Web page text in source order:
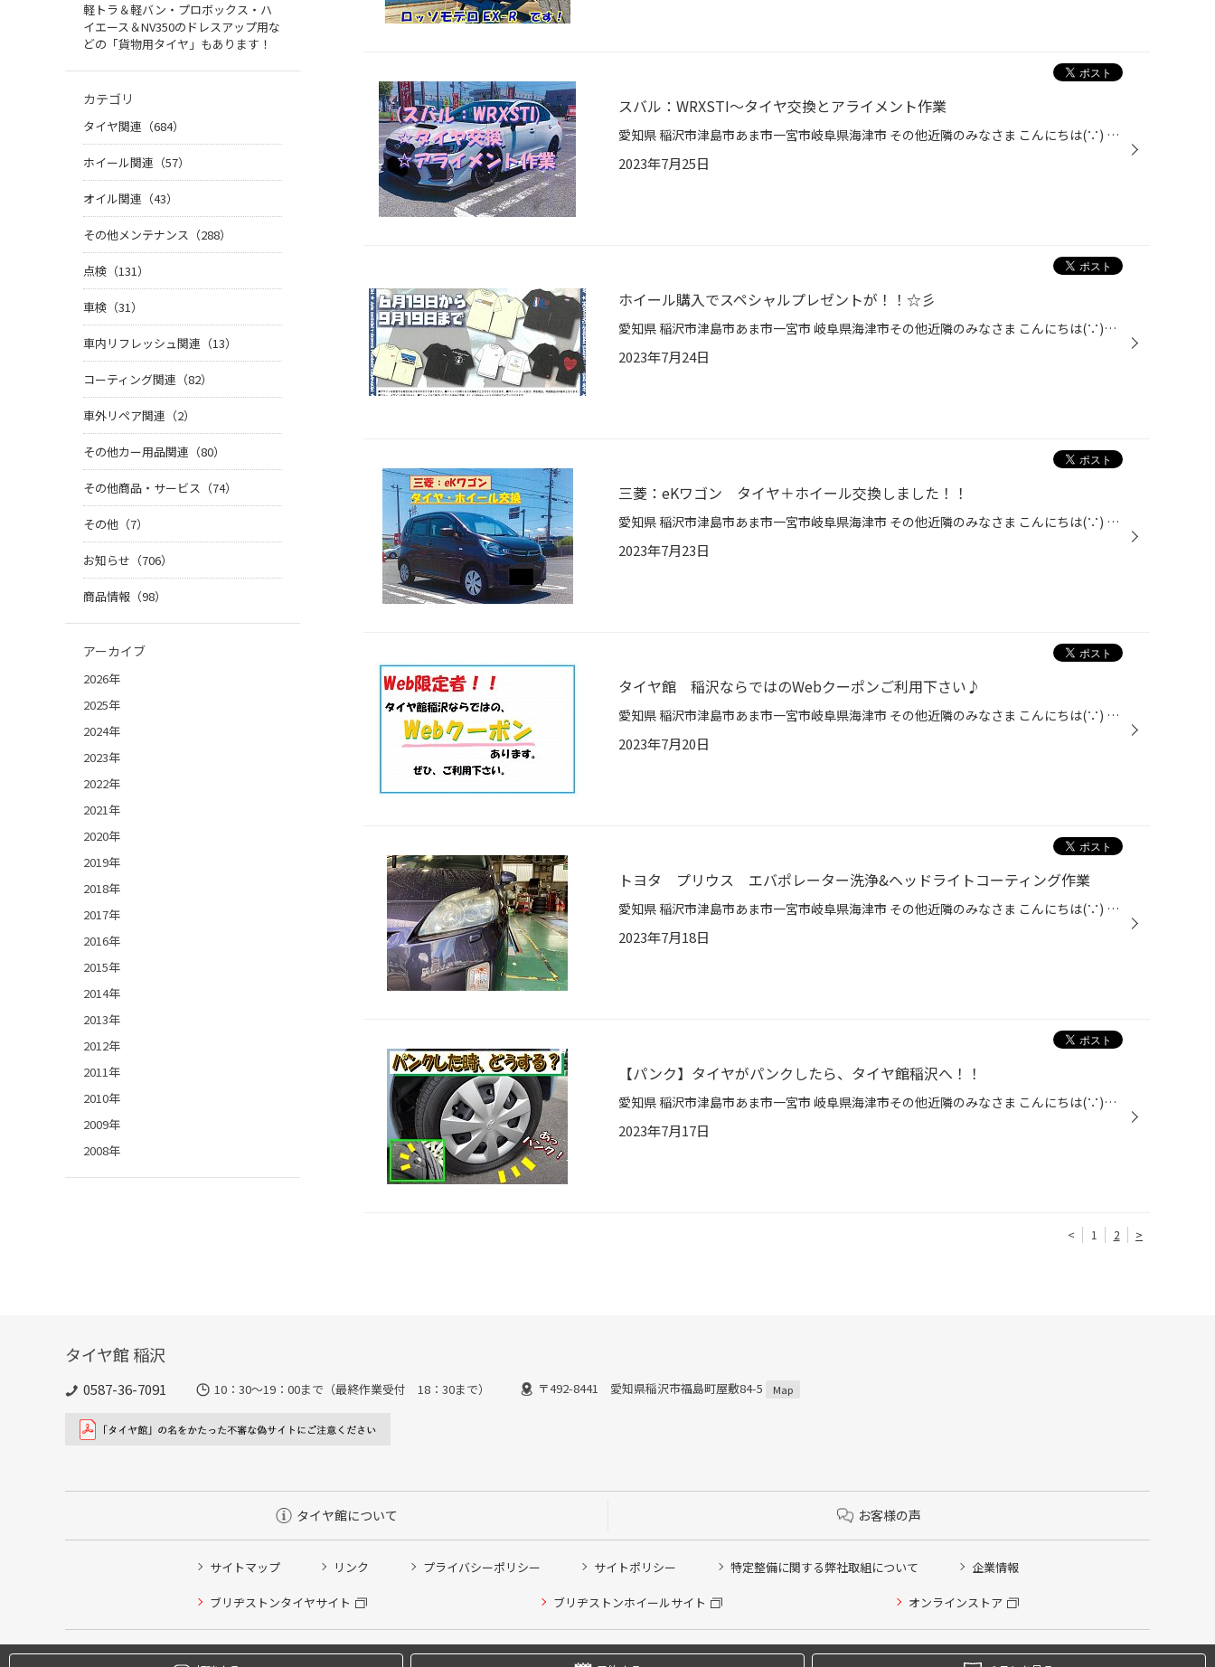
スバル：WRXSTI～タイヤ交換とアライメント作業
愛知県 稲沢市津島市あま市一宮市岐阜県海津市 その他近隣のみなさま こんにちは(∵) 愛知県稲沢市福島町西尾張中央道沿い エンジン オイル交換 も出来る お店 【タイヤ館 稲沢】です。 パンク 補償 サービス も始まりました。 【祝】スマホ決済が導入！ d払い、ペイペイ、Rペイがご利用いただけます...
2023年7月25日
ホイール購入でスペシャルプレゼントが！！☆彡
愛知県 稲沢市津島市あま市一宮市 岐阜県海津市その他近隣のみなさま こんにちは(∵)愛知県稲沢市福島町 西尾張中央道沿い エンジン オイル交換 も出来る お店 【タイヤ館 稲沢】です。 パンク 補償 サービス も始まりました。 【祝】スマホ決済が導入！ d払い、ペイペイ、Rペイがご利用いただけます...
2023年7月24日
三菱：eKワゴン タイヤ＋ホイール交換しました！！
愛知県 稲沢市津島市あま市一宮市岐阜県海津市 その他近隣のみなさま こんにちは(∵) 愛知県稲沢市福島町西尾張中央道沿い エンジン オイル交換 も出来る お店 【タイヤ館 稲沢】です。 パンク 補償 サービス も始まりました。 【祝】スマホ決済が導入！ d払い、ペイペイ、Rペイがご利用いただけます...
2023年7月23日
タイヤ館 稲沢ならではのWebクーポンご利用下さい♪
愛知県 稲沢市津島市あま市一宮市岐阜県海津市 その他近隣のみなさま こんにちは(∵) 愛知県稲沢市福島町西尾張中央道沿い エンジン オイル交換 も出来る お店 【タイヤ館 稲沢】です。 パンク 補償 サービス も始まりました。 【祝】スマホ決済が導入！ d払い、ペイペイ、Rペイがご利用いただけます...
2023年7月20日
トヨタ プリウス エバポレーター洗浄&ヘッドライトコーティング作業
愛知県 稲沢市津島市あま市一宮市岐阜県海津市 その他近隣のみなさま こんにちは(∵) 愛知県稲沢市福島町西尾張中央道沿い エンジン オイル交換 も出来る お店 【タイヤ館 稲沢】です。 パンク 補償 サービス も始まりました。 【祝】スマホ決済が導入！ d払い、ペイペイ、Rペイがご利用いただけます...
2023年7月18日
【パンク】タイヤがパンクしたら、タイヤ館稲沢へ！！
愛知県 稲沢市津島市あま市一宮市 岐阜県海津市その他近隣のみなさま こんにちは(∵)愛知県稲沢市福島町 西尾張中央道沿い エンジン オイル交換 も出来る お店 【タイヤ館 稲沢】です。 パンク 補償 サービス も始まりました。 【祝】スマホ決済が導入！ d払い、ペイペイ、Rペイがご利用いただけます...
2023年7月17日
< 1 2 >
軽トラ＆軽バン・プロボックス・ハ
イエース＆NV350のドレスアップ用な
どの「貨物用タイヤ」もあります！
カテゴリ
タイヤ関連（684）
ホイール関連（57）
オイル関連（43）
その他メンテナンス（288）
点検（131）
車検（31）
車内リフレッシュ関連（13）
コーティング関連（82）
車外リペア関連（2）
その他カー用品関連（80）
その他商品・サービス（74）
その他（7）
お知らせ（706）
商品情報（98）
アーカイブ
2026年
2025年
2024年
2023年
2022年
2021年
2020年
2019年
2018年
2017年
2016年
2015年
2014年
2013年
2012年
2011年
2010年
2009年
2008年
タイヤ館 稲沢
0587-36-7091 10：30～19：00まで（最終作業受付 18：30まで） 〒492-8441 愛知県稲沢市福島町屋敷84-5 Map
タイヤ館について お客様の声
サイトマップ リンク プライバシーポリシー サイトポリシー 特定整備に関する弊社取組について 企業情報
ブリヂストンタイヤサイト ブリヂストンホイールサイト オンラインストア
Copyright © 2024 Bridgestone Retail Co.,Ltd. All rights Reserved.
タイヤ点検・安全点検/タイヤ履き替え/オイル交換/その他ピット作業の予約
クローク契約会員専用タイヤ履き替え※タイヤ履き替えを希望のクローク契約会員の方はこちらを選択ください
本日のタイヤ履き替え順番待ち予約 ※クローク契約会員の方はご利用いただけません